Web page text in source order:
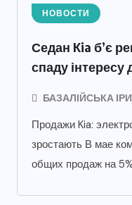
НОВОСТИ
Седан Kia б’є
спаду інтересу
БАЗАЛІЙСЬКА
Продажи Kia:
зростають В мае
общих продаж на